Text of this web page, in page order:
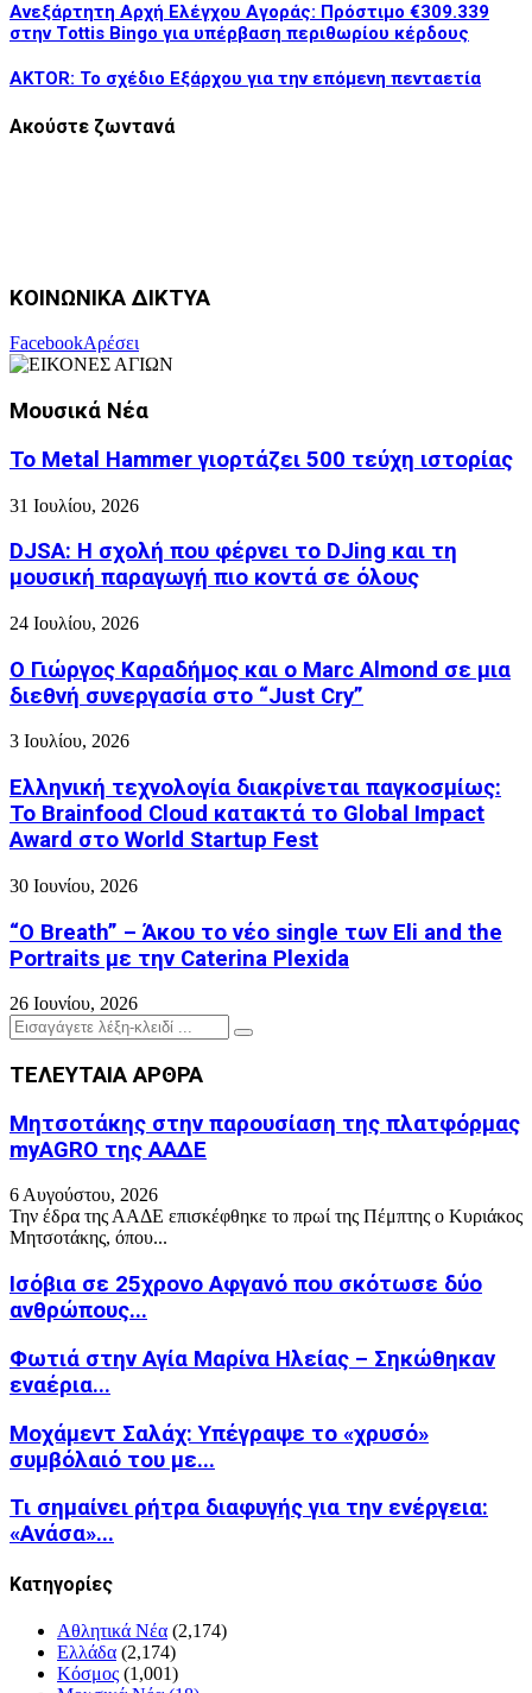
Ανεξάρτητη Αρχή Ελέγχου Αγοράς: Πρόστιμο €309.339
στην Τottis Bingo για υπέρβαση περιθωρίου κέρδους
AKTOR: Το σχέδιο Εξάρχου για την επόμενη πενταετία
Ακούστε ζωντανά
ΚΟΙΝΩΝΙΚΑ ΔΙΚΤΥΑ
FacebookΑρέσει
Μουσικά Νέα
Το Metal Hammer γιορτάζει 500 τεύχη ιστορίας
31 Ιουλίου, 2026
DJSA: Η σχολή που φέρνει το DJing και τη
μουσική παραγωγή πιο κοντά σε όλους
24 Ιουλίου, 2026
Ο Γιώργος Καραδήμος και ο Marc Almond σε μια
διεθνή συνεργασία στο “Just Cry”
3 Ιουλίου, 2026
Ελληνική τεχνολογία διακρίνεται παγκοσμίως:
Το Brainfood Cloud κατακτά το Global Impact
Award στο World Startup Fest
30 Ιουνίου, 2026
“O Breath” – Άκου το νέο single των Eli and the
Portraits με την Caterina Plexida
26 Ιουνίου, 2026
Search
for:
Search
ΤΕΛΕΥΤΑΙΑ ΑΡΘΡΑ
Μητσοτάκης στην παρουσίαση της πλατφόρμας
myAGRO της ΑΑΔΕ
6 Αυγούστου, 2026
Την έδρα της ΑΑΔΕ επισκέφθηκε το πρωί της Πέμπτης ο Κυριάκος
Μητσοτάκης, όπου...
Ισόβια σε 25χρονο Αφγανό που σκότωσε δύο
ανθρώπους...
Φωτιά στην Aγία Μαρίνα Ηλείας – Σηκώθηκαν
εναέρια...
Μοχάμεντ Σαλάχ: Υπέγραψε το «χρυσό»
συμβόλαιό του με...
Τι σημαίνει ρήτρα διαφυγής για την ενέργεια:
«Ανάσα»...
Kατηγορίες
Αθλητικά Νέα (2,174)
Ελλάδα (2,174)
Κόσμος (1,001)